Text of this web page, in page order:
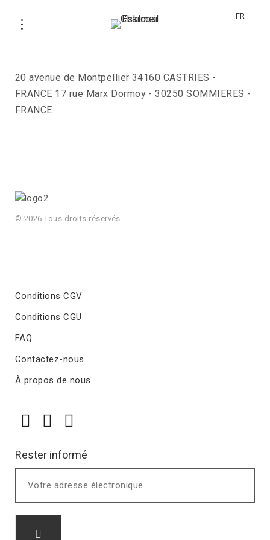
FR
20 avenue de Montpellier 34160 CASTRIES -
FRANCE 17 rue Marx Dormoy - 30250 SOMMIERES -
FRANCE
© 2026 Tous droits réservés
Conditions CGV
Conditions CGU
FAQ
Contactez-nous
À propos de nous
Rester informé